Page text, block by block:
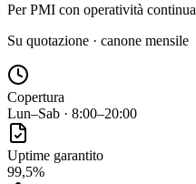
Per PMI con operatività continua
Su quotazione · canone mensile
Copertura
Lun–Sab · 8:00–20:00
Uptime garantito
99,5%